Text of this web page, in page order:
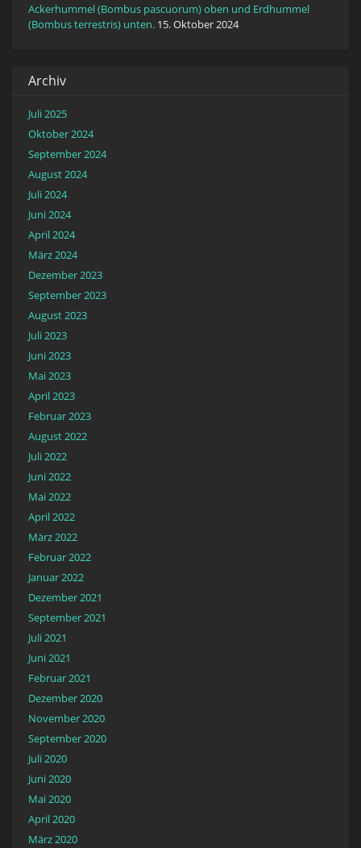
Ackerhummel (Bombus pascuorum) oben und Erdhummel
(Bombus terrestris) unten. 15. Oktober 2024
Archiv
Juli 2025
Oktober 2024
September 2024
August 2024
Juli 2024
Juni 2024
April 2024
März 2024
Dezember 2023
September 2023
August 2023
Juli 2023
Juni 2023
Mai 2023
April 2023
Februar 2023
August 2022
Juli 2022
Juni 2022
Mai 2022
April 2022
März 2022
Februar 2022
Januar 2022
Dezember 2021
September 2021
Juli 2021
Juni 2021
Februar 2021
Dezember 2020
November 2020
September 2020
Juli 2020
Juni 2020
Mai 2020
April 2020
März 2020